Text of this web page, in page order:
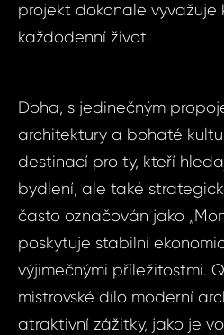
projekt dokonale vyvažuje
každodenní život.
Doha, s jedinečným
architektury a bohaté
destinací pro ty, kteří
bydlení, ale také
často označován jako
poskytuje stabilní
výjimečnými příležitostmi.
mistrovské dílo moderní
atraktivní zážitky, jako je